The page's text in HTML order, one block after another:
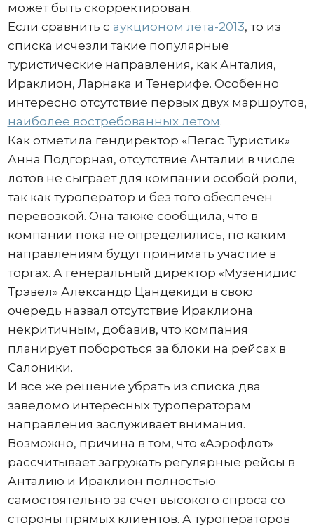
может быть скорректирован.
Если сравнить с аукционом лета-2013, то из
списка исчезли такие популярные
туристические направления, как Анталия,
Ираклион, Ларнака и Тенерифе. Особенно
интересно отсутствие первых двух маршрутов,
наиболее востребованных летом.
Как отметила гендиректор «Пегас Туристик»
Анна Подгорная, отсутствие Анталии в числе
лотов не сыграет для компании особой роли,
так как туроператор и без того обеспечен
перевозкой. Она также сообщила, что в
компании пока не определились, по каким
направлениям будут принимать участие в
торгах. А генеральный директор «Музенидис
Трэвел» Александр Цандекиди в свою
очередь назвал отсутствие Ираклиона
некритичным, добавив, что компания
планирует побороться за блоки на рейсах в
Салоники.
И все же решение убрать из списка два
заведомо интересных туроператорам
направления заслуживает внимания.
Возможно, причина в том, что «Аэрофлот»
рассчитывает загружать регулярные рейсы в
Анталию и Ираклион полностью
самостоятельно за счет высокого спроса со
стороны прямых клиентов. А туроператоров